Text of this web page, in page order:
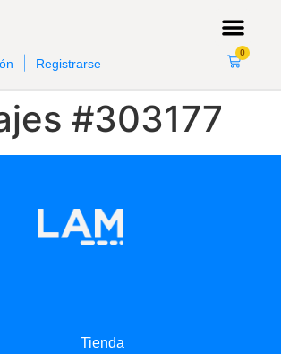
Registrarse
0
#303177
Tienda